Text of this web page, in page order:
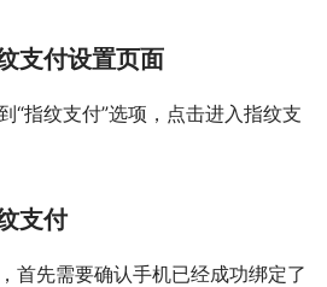
支付设置页面
“指纹支付”选项，点击进入指纹支
支付
首先需要确认手机已经成功绑定了